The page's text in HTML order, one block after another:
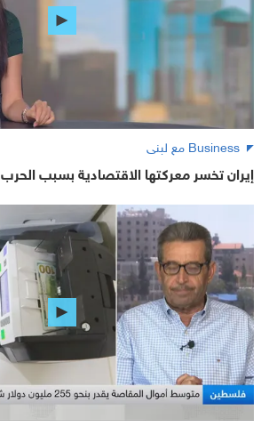
Business مع لبنى
إيران تخسر معركتها الاقتصادية بسبب الحرب